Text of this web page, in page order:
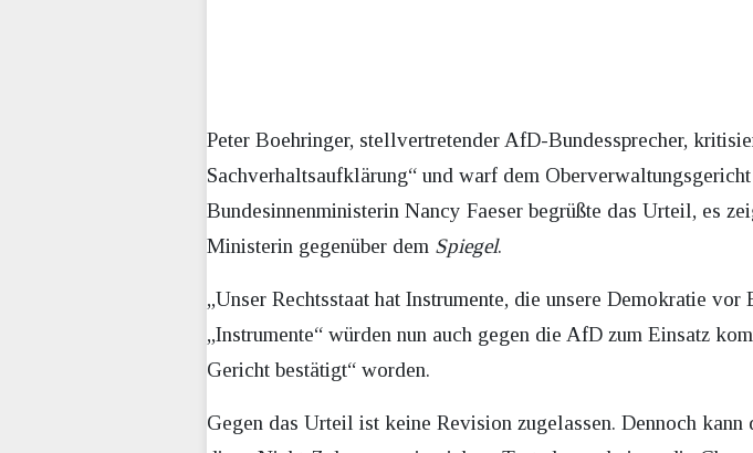
Peter Boehringer, stellvertretender AfD-Bundessprecher,
Sachverhaltsaufklärung“ und warf dem
Bundesinnenministerin Nancy Faeser begrüßte das Urteil, es
Ministerin gegenüber dem Spiegel.
„Unser Rechtsstaat hat Instrumente, die unsere Demokratie
„Instrumente“ würden nun auch gegen die AfD zum Einsatz
Gericht bestätigt“ worden.
Gegen das Urteil ist keine Revision zugelassen. Dennoch